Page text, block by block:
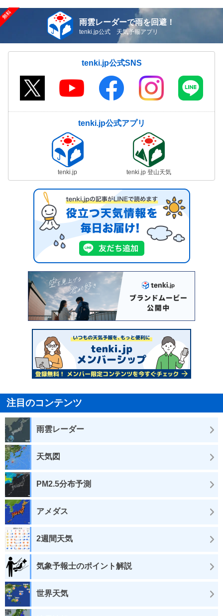
雨雲レーダーで雨を回避！
tenki.jp公式 天気予報アプリ
tenki.jp公式SNS
tenki.jp公式アプリ
tenki.jp tenki.jp 登山天気
注目のコンテンツ
雨雲レーダー
天気図
PM2.5分布予測
アメダス
2週間天気
気象予報士のポイント解説
世界天気